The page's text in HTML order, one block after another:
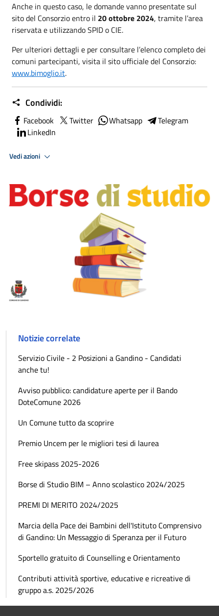
Anche in questo caso, le domande vanno presentate sul
sito del Consorzio entro il 20 ottobre 2024, tramite l’area
riservata e utilizzando SPID o CIE.
Per ulteriori dettagli e per consultare l’elenco completo dei
comuni partecipanti, visita il sito ufficiale del Consorzio:
www.bimoglio.it.
Condividi:
Facebook Twitter Whatsapp
Telegram
LinkedIn
Vedi azioni
Notizie correlate
Servizio Civile - 2 Posizioni a Gandino - Candidati
anche tu!
Avviso pubblico: candidature aperte per il Bando
DoteComune 2026
Un Comune tutto da scoprire
Premio Uncem per le migliori tesi di laurea
Free skipass 2025-2026
Borse di Studio BIM – Anno scolastico 2024/2025
PREMI DI MERITO 2024/2025
Marcia della Pace dei Bambini dell'Istituto Comprensivo
di Gandino: Un Messaggio di Speranza per il Futuro
Sportello gratuito di Counselling e Orientamento
Contributi attività sportive, educative e ricreative di
gruppo a.s. 2025/2026